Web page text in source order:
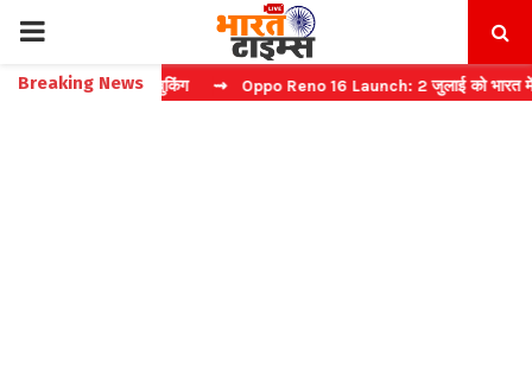
PRIMARY
MENU
Breaking News
फास्ट टिकट बुकिंग ⇝ Oppo Reno 16 Launch: 2 जुलाई को भारत में मचेगा